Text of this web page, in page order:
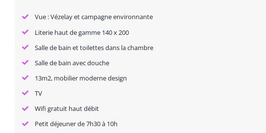
Vue : Vézelay et campagne environnante
Literie haut de gamme 140 x 200
Salle de bain et toilettes dans la chambre
Salle de bain avec douche
13m2, mobilier moderne design
TV
Wifi gratuit haut débit
Petit déjeuner de 7h30 à 10h